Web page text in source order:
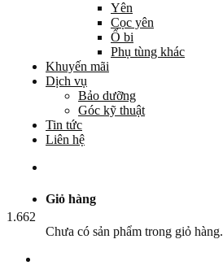
Yên
Cọc yên
Ổ bi
Phụ tùng khác
Khuyến mãi
Dịch vụ
Bảo dưỡng
Góc kỹ thuật
Tin tức
Liên hệ
Giỏ hàng
Chưa có sản phẩm trong giỏ hàng.
1.662